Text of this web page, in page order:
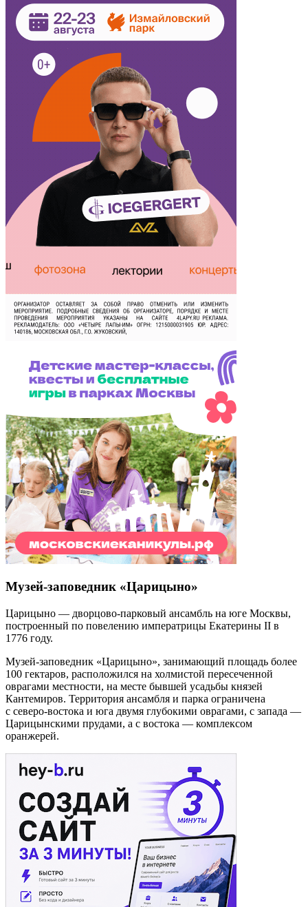
Музей-заповедник «Царицыно»
Царицыно — дворцово-парковый ансамбль на юге Москвы,
построенный по повелению императрицы Екатерины II в
1776 году.
Музей-заповедник «Царицыно», занимающий площадь более
100 гектаров, расположился на холмистой пересеченной
оврагами местности, на месте бывшей усадьбы князей
Кантемиров. Территория ансамбля и парка ограничена
с северо-востока и юга двумя глубокими оврагами, с запада —
Царицынскими прудами, а с востока — комплексом
оранжерей.